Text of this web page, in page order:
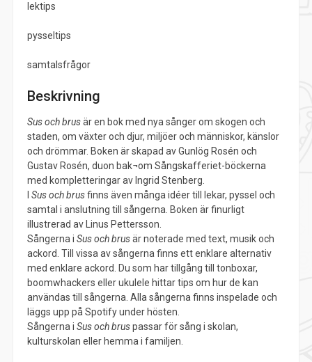
lektips
pysseltips
samtalsfrågor
Beskrivning
Sus och brusär en bok med nya sånger om skogen och
staden, om växter och djur, miljöer och människor, känslor
och drömmar. Boken är skapad av Gunlög Rosén och
Gustav Rosén, duon bak¬om Sångskafferiet-böckerna
med kompletteringar av Ingrid Stenberg.
Sus och brusfinns även många idéer till lekar, pyssel och
samtal i anslutning till sångerna. Boken är finurligt
illustrerad av Linus Pettersson.
Sångerna i Sus och brusär noterade med text, musik och
ackord. Till vissa av sångerna finns ett enklare alternativ
med enklare ackord. Du som har tillgång till tonboxar,
boomwhackers eller ukulele hittar tips om hur de kan
användas till sångerna. Alla sångerna finns inspelade och
läggs upp på Spotify under hösten.
Sångerna i Sus och bruspassar för sång i skolan,
kulturskolan eller hemma i familjen.